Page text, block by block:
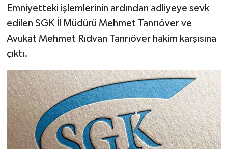
Emniyetteki işlemlerinin ardından adliyeye sevk
edilen SGK İl Müdürü Mehmet Tanrıöver ve
Avukat Mehmet Rıdvan Tanrıöver hakim karşısına
çıktı.